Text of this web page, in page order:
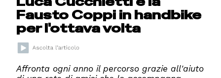
Fausto Coppi in handbike
per l'ottava volta
Affronta ogni anno il percorso grazie all'aiuto